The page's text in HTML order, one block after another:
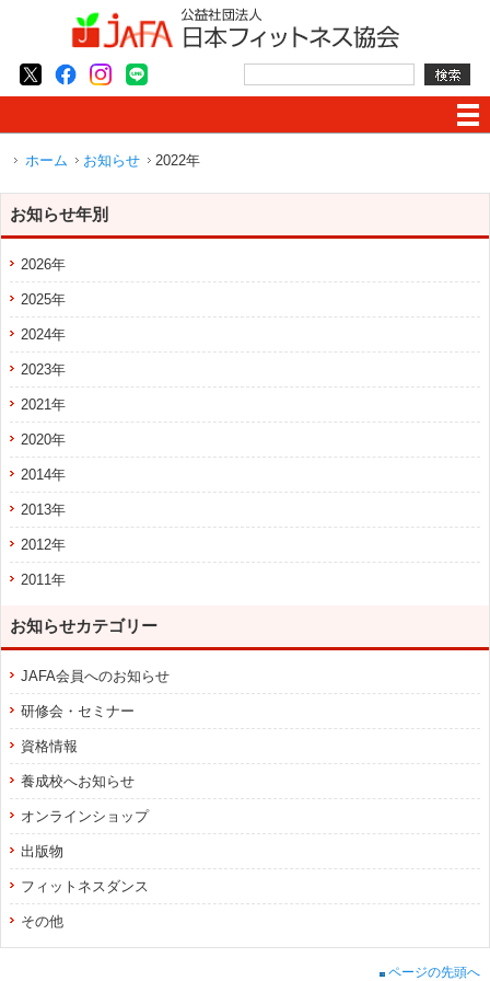
ホーム お知らせ 2022年
お知らせ年別
2026年
2025年
2024年
2023年
2021年
2020年
2014年
2013年
2012年
2011年
お知らせカテゴリー
JAFA会員へのお知らせ
研修会・セミナー
資格情報
養成校へお知らせ
オンラインショップ
出版物
フィットネスダンス
その他
ページの先頭へ